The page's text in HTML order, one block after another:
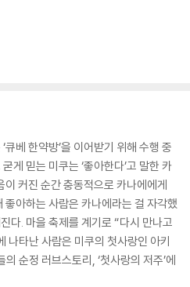
베 한약방’을 이어받기 위해 수행 중
게 믿는 미쿠는 ‘좋아한다’고 말한 카
커진 순간 충동적으로 카나에에게
아하는 사람은 카나에라는 걸 자각했
다. 마을 축제를 계기로 “다시 만나고
나타난 사람은 미쿠의 첫사랑인 아키
순정 러브스토리, ‘첫사랑의 저주’에